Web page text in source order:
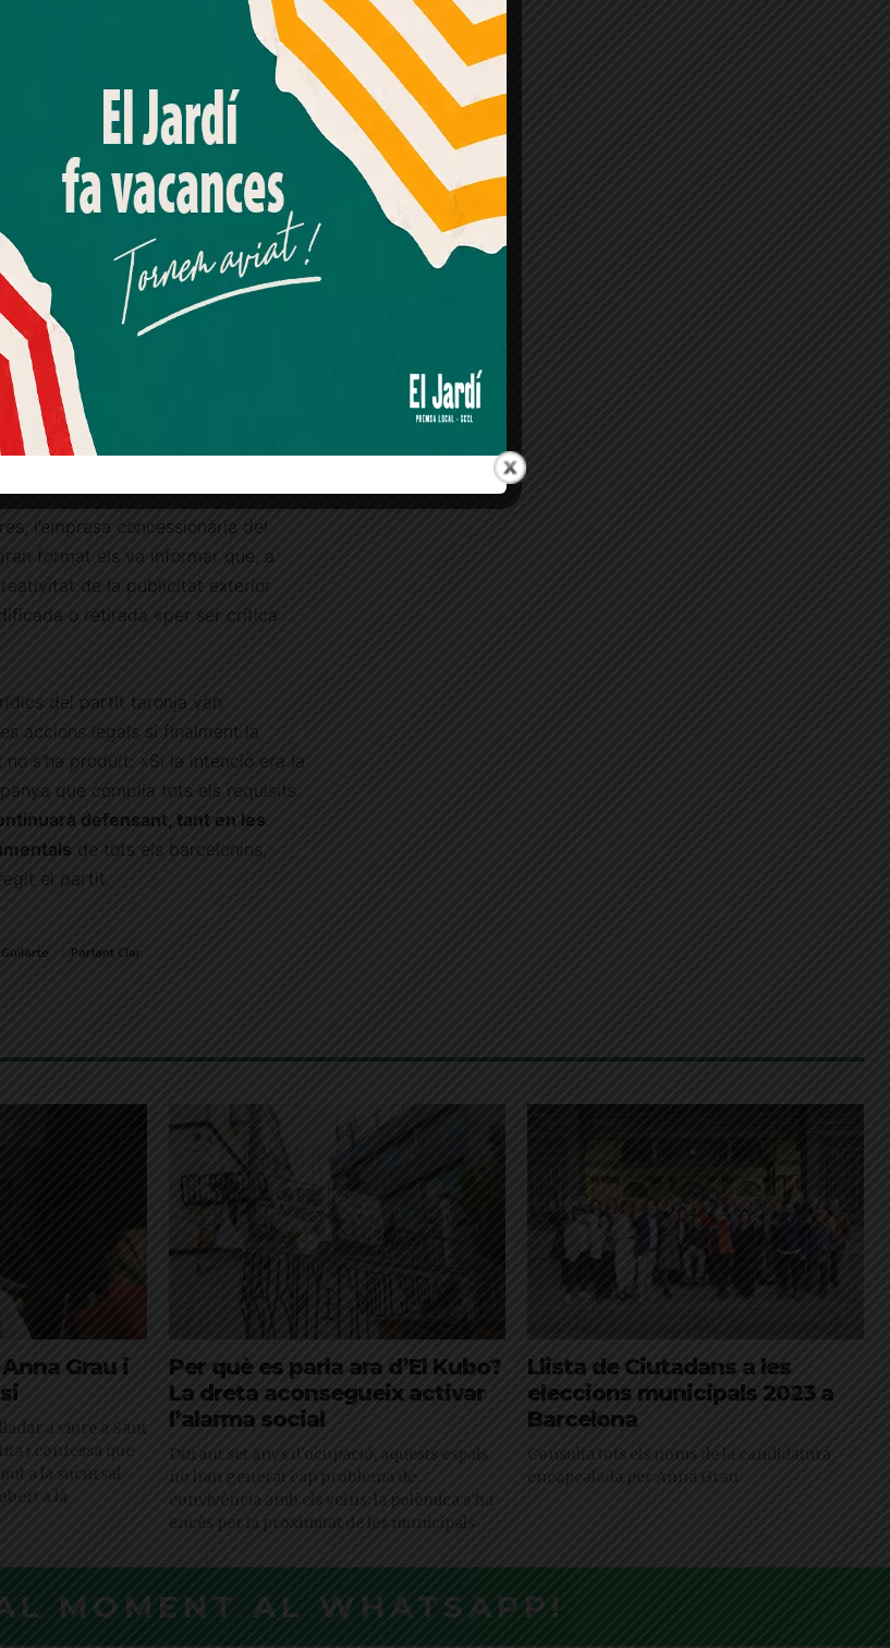
l’empresa concessionària del
format els va informar que, a
de la publicitat exterior
o retirada «per ser crítica
del partit taronja van
accions legals si finalment la
s’ha produït: «Si la intenció era la
que complia tots els requisits
defensant, tant en les
de tots els barcelonins,
el partit.
Parlant Clar
Grau i
a viure a Sant
i confessa que
a la sucursal
a la
Per què es parla ara d’El Kubo?
La dreta aconsegueix activar
l’alarma social
Durant set anys d'ocupació, aquests espais
no han generat cap problema de
convivència amb els veïns; la polèmica s'ha
encès per la proximitat de les municipals
Llista de Ciutadans a les
eleccions municipals 2023 a
Barcelona
Consulta tots els noms de la candidatura
encapçalada per Anna Grau
MOMENT AL WHATSAPP!
acord, nosaltres fem servir galetes o
similars per emmagatzemar, accedir i
dades personals com la seva visita a aquest lloc
retirar el seu consentiment o oposar-se al
de dades basat en interessos legítims en
moment fent clic a "Ajustos de cookies" o a la
de privacitat en aquest lloc web. Si cliques
dones el teu consentiment
Més informació Acceptar Rebutjar tot
crea un compte al Diari el Jardí, dona el seu
explícit per rebre comunicacions
relacionades amb el servei. Aquest
pot ser revocat en qualsevol moment
l’enllaç de baixa present a tots els correus.